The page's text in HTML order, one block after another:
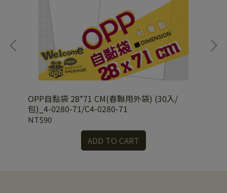
OPP自黏袋 28*71 CM(春聯用外袋) (30入/
包)_4-0280-71/C4-0280-71
NT$90
ADD TO CART